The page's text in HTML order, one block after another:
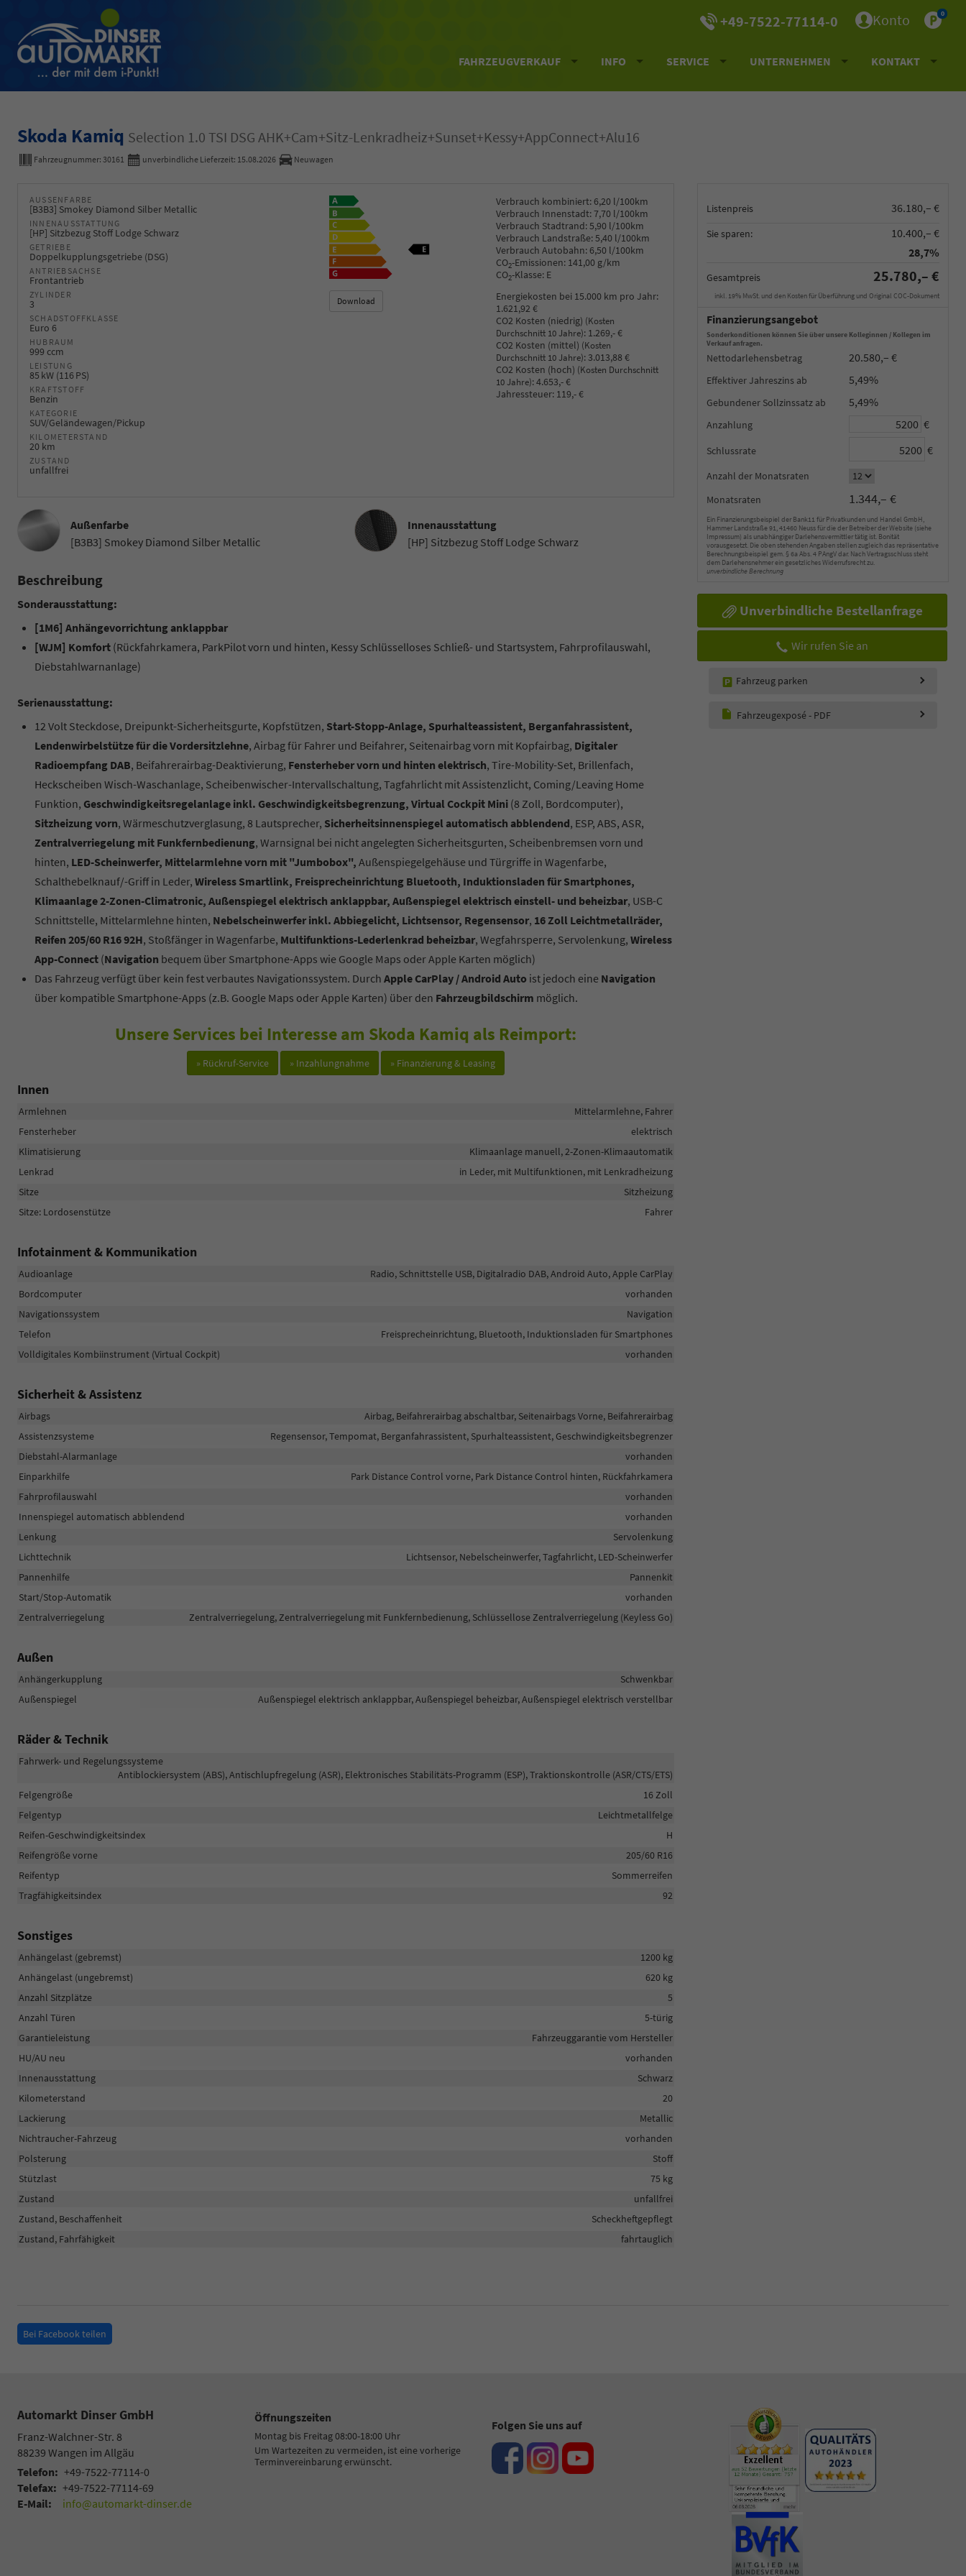
+49-7522-77114-0 Konto 0
FAHRZEUGVERKAUF INFO SERVICE UNTERNEHMEN KONTAKT
Skoda Kamiq Selection 1.0 TSI DSG AHK+Cam+Sitz-Lenkradheiz+Sunset+Kessy+AppConnect+Alu16
Fahrzeugnummer: 30161 unverbindliche Lieferzeit: 15.08.2026 Neuwagen
Listenpreis 36.180,– €
Sie sparen:
10.400,– €
28,7%
Gesamtpreis 25.780,– €
inkl. 19% MwSt. und den Kosten für Überführung und Original COC-Dokument
Finanzierungsangebot
Sonderkonditionen können Sie über unsere Kolleginnen / Kollegen im
Verkauf anfragen.
Nettodarlehensbetrag 20.580,– €
Effektiver Jahreszins 5,49%
Gebundener Sollzinssatz 5,49%
Anzahlung €
Schlussrate €
Anzahl der Monatsraten
Monatsraten
1.344,– €
Ein Finanzierungsbeispiel der Bank11 für Privatkunden und Handel GmbH,
Hammer Landstraße 91, 41460 Neuss für die der Betreiber der Website (siehe
Impressum) als unabhängiger Darlehensvermittler tätig ist. Bonität
vorausgesetzt. Die oben stehenden Angaben stellen zugleich das repräsentative
Berechnungsbeispiel gem. § 6a Abs. 4 PAngV dar. Nach Vertragsschluss steht
dem Darlehensnehmer ein gesetzliches Widerrufsrecht zu.
unverbindliche Berechnung
Unverbindliche Bestellanfrage
Wir rufen Sie an
Fahrzeug parken
Fahrzeugexposé - PDF
AUSSENFARBE
[B3B3] Smokey Diamond Silber Metallic
INNENAUSSTATTUNG
[HP] Sitzbezug Stoff Lodge Schwarz
GETRIEBE
Doppelkupplungsgetriebe (DSG)
ANTRIEBSACHSE
Frontantrieb
ZYLINDER
3
SCHADSTOFFKLASSE
Euro 6
HUBRAUM
999 ccm
LEISTUNG
85 kW (116 PS)
KRAFTSTOFF
Benzin
KATEGORIE
SUV/Geländewagen/Pickup
KILOMETERSTAND
20 km
ZUSTAND
unfallfrei
Verbrauch kombiniert:6,20 l/100km
Verbrauch Innenstadt:7,70 l/100km
Verbrauch Stadtrand:5,90 l/100km
Verbrauch Landstraße:5,40 l/100km
Verbrauch Autobahn:6,50 l/100km
CO2-Emissionen: 141,00 g/km
CO2-Klasse: E
Download
Energiekosten bei 15.000 km pro Jahr:
1.621,92 €
CO2 Kosten (niedrig) (Kosten
Durchschnitt 10 Jahre): 1.269,- €
CO2 Kosten (mittel) (Kosten
Durchschnitt 10 Jahre):3.013,88 €
CO2 Kosten (hoch) (Kosten Durchschnitt
10 Jahre):4.653,- €
Jahressteuer: 119,- €
Außenfarbe
[B3B3] Smokey Diamond Silber Metallic
InnenausstattungInnenausstattung
[HP] Sitzbezug Stoff Lodge Schwarz
Beschreibung
Sonderausstattung:
[1M6] Anhängevorrichtung anklappbar
[WJM] Komfort (Rückfahrkamera, ParkPilot vorn und hinten, Kessy Schlüsselloses Schließ- und Startsystem, Fahrprofilauswahl,
Diebstahlwarnanlage)
Serienausstattung:
12 Volt Steckdose, Dreipunkt-Sicherheitsgurte, Kopfstützen, Start-Stopp-Anlage, Spurhalteassistent, Berganfahrassistent,
Lendenwirbelstütze für die Vordersitzlehne, Airbag für Fahrer und Beifahrer, Seitenairbag vorn mit Kopfairbag, Digitaler
Radioempfang DAB, Beifahrerairbag-Deaktivierung, Fensterheber vorn und hinten elektrisch, Tire-Mobility-Set, Brillenfach,
Heckscheiben Wisch-Waschanlage, Scheibenwischer-Intervallschaltung, Tagfahrlicht mit Assistenzlicht, Coming/Leaving Home
Funktion, Geschwindigkeitsregelanlage inkl. Geschwindigkeitsbegrenzung, Virtual Cockpit Mini (8 Zoll, Bordcomputer),
Sitzheizung vorn, Wärmeschutzverglasung, 8 Lautsprecher, Sicherheitsinnenspiegel automatisch abblendend, ESP, ABS, ASR,
Zentralverriegelung mit Funkfernbedienung, Warnsignal bei nicht angelegten Sicherheitsgurten, Scheibenbremsen vorn und
hinten, LED-Scheinwerfer, Mittelarmlehne vorn mit "Jumbobox", Außenspiegelgehäuse und Türgriffe in Wagenfarbe,
Schalthebelknauf/-Griff in Leder, Wireless Smartlink, Freisprecheinrichtung Bluetooth, Induktionsladen für Smartphones,
Klimaanlage 2-Zonen-Climatronic, Außenspiegel elektrisch anklappbar, Außenspiegel elektrisch einstell- und beheizbar, USB-C
Schnittstelle, Mittelarmlehne hinten, Nebelscheinwerfer inkl. Abbiegelicht, Lichtsensor, Regensensor, 16 Zoll Leichtmetallräder,
Reifen 205/60 R16 92H, Stoßfänger in Wagenfarbe, Multifunktions-Lederlenkrad beheizbar, Wegfahrsperre, Servolenkung, Wireless
App-Connect (Navigation bequem über Smartphone-Apps wie Google Maps oder Apple Karten möglich)
Das Fahrzeug verfügt über kein fest verbautes Navigationssystem. Durch Apple CarPlay / Android Auto ist jedoch eine Navigation
über kompatible Smartphone-Apps (z.B. Google Maps oder Apple Karten) über den Fahrzeugbildschirm möglich.
Unsere Services bei Interesse am Skoda Kamiq als Reimport:
» Rückruf-Service » Inzahlungnahme » Finanzierung & Leasing
Innen
Armlehnen
Mittelarmlehne, Fahrer
Fensterheber
elektrisch
Klimatisierung
Klimaanlage manuell, 2-Zonen-Klimaautomatik
Lenkrad
in Leder, mit Multifunktionen, mit Lenkradheizung
Sitze
Sitzheizung
Sitze: Lordosenstütze
Fahrer
Infotainment & Kommunikation
Audioanlage
Radio, Schnittstelle USB, Digitalradio DAB, Android Auto, Apple CarPlay
Bordcomputer
vorhanden
Navigationssystem
Navigation
Telefon
Freisprecheinrichtung, Bluetooth, Induktionsladen für Smartphones
Volldigitales Kombiinstrument (Virtual Cockpit)
vorhanden
Sicherheit & Assistenz
Airbags
Airbag, Beifahrerairbag abschaltbar, Seitenairbags Vorne, Beifahrerairbag
Assistenzsysteme
Regensensor, Tempomat, Berganfahrassistent, Spurhalteassistent, Geschwindigkeitsbegrenzer
Diebstahl-Alarmanlage
vorhanden
Einparkhilfe
Park Distance Control vorne, Park Distance Control hinten, Rückfahrkamera
Fahrprofilauswahl
vorhanden
Innenspiegel automatisch abblendend
vorhanden
Lenkung
Servolenkung
Lichttechnik
Lichtsensor, Nebelscheinwerfer, Tagfahrlicht, LED-Scheinwerfer
Pannenhilfe
Pannenkit
Start/Stop-Automatik
vorhanden
Zentralverriegelung
Zentralverriegelung, Zentralverriegelung mit Funkfernbedienung, Schlüssellose Zentralverriegelung (Keyless Go)
Außen
Anhängerkupplung
Schwenkbar
Außenspiegel
Außenspiegel elektrisch anklappbar, Außenspiegel beheizbar, Außenspiegel elektrisch verstellbar
Räder & Technik
Fahrwerk- und Regelungssysteme
Antiblockiersystem (ABS), Antischlupfregelung (ASR), Elektronisches Stabilitäts-Programm (ESP), Traktionskontrolle (ASR/CTS/ETS)
Felgengröße
16 Zoll
Felgentyp
Leichtmetallfelge
Reifen-Geschwindigkeitsindex
H
Reifengröße vorne
205/60 R16
Reifentyp
Sommerreifen
Tragfähigkeitsindex
92
Sonstiges
Anhängelast (gebremst)
1200 kg
Anhängelast (ungebremst)
620 kg
Anzahl Sitzplätze
5
Anzahl Türen
5-türig
Garantieleistung
Fahrzeuggarantie vom Hersteller
HU/AU neu
vorhanden
Innenausstattung
Schwarz
Kilometerstand
20
Lackierung
Metallic
Nichtraucher-Fahrzeug
vorhanden
Polsterung
Stoff
Stützlast
75 kg
Zustand
unfallfrei
Zustand, Beschaffenheit
Scheckheftgepflegt
Zustand, Fahrfähigkeit
fahrtauglich
Bei Facebook teilen
Automarkt Dinser GmbH
Franz-Walchner-Str. 8
88239 Wangen im Allgäu
Telefon: +49-7522-77114-0
Telefax: +49-7522-77114-69
E-Mail:
info@automarkt-dinser.de
Öffnungszeiten
Montag bis Freitag 08:00-18:00 Uhr
Um Wartezeiten zu vermeiden, ist eine vorherige
Terminvereinbarung erwünscht.
Folgen Sie uns auf